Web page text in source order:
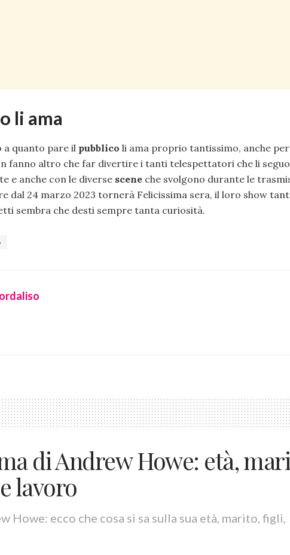
li ama
a quanto pare il pubblico li ama proprio tantissimo, anche
fanno altro che far divertire i tanti telespettatori che li
e anche con le diverse scene che svolgono durante le
dal 24 marzo 2023 tornerà Felicissima sera, il loro show
sembra che desti sempre tanta curiosità.
di Andrew Howe: età,
lavoro
Howe: ecco che cosa si sa sulla sua età, marito, figli,